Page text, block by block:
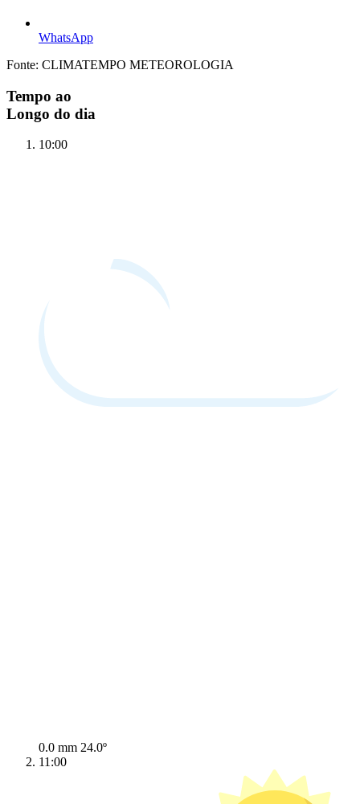
WhatsApp
Fonte: CLIMATEMPO METEOROLOGIA
Tempo ao
Longo do dia
10:00
0.0 mm 24.0º
11:00